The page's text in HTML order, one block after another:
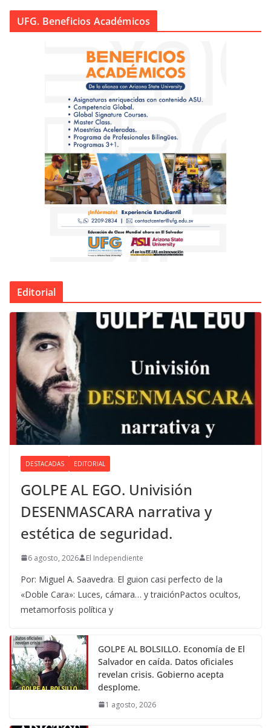
UFG. Beneficios Académicos
Editorial
DESTACADAS EDITORIAL
GOLPE AL EGO. Univisión
DESENMASCARA narrativa y
estética de seguridad.
6 agosto, 2026 El Independiente
Por: Miguel A. Saavedra. El guion casi perfecto de la
«Doble Cara»: Luces, cámara… y traiciónPactos ocultos,
metamorfosis política y
GOLPE AL BOLSILLO. Economía de El
Salvador en caída. Datos oficiales
revelan crisis. Gobierno acepta
desplome.
1 agosto, 2026